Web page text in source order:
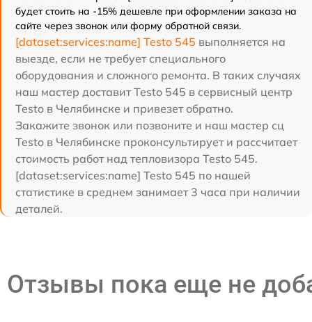
будет стоить на -15% дешевле при оформлении заказа на
сайте через звонок или форму обратной связи.
[dataset:services:name] Testo 545 выполняется на
выезде, если не требует специального
оборудования и сложного ремонта. В таких случаях
наш мастер доставит Testo 545 в сервисный центр
Testo в Челябинске и привезет обратно.
Закажите звонок или позвоните и наш мастер сц
Testo в Челябинске проконсультирует и рассчитает
стоимость работ над тепловизора Testo 545.
[dataset:services:name] Testo 545 по нашей
статистике в среднем занимает 3 часа при наличии
деталей.
Отзывы пока еще не